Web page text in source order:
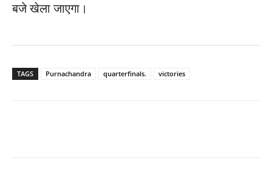
बजे खेला जाएगा।
TAGS Purnachandra quarterfinals. victories